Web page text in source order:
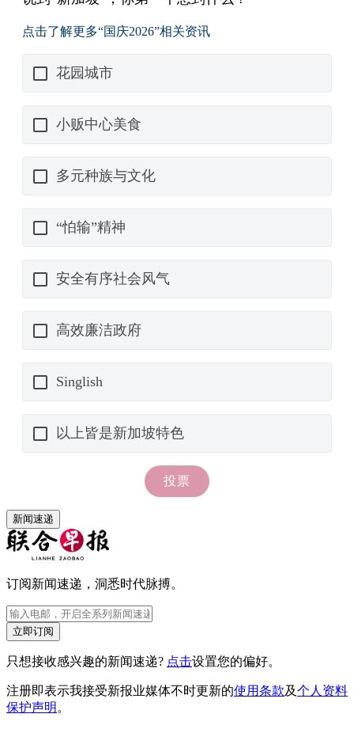
新闻速递
订阅新闻速递，洞悉时代脉搏。
立即订阅
只想接收感兴趣的新闻速递? 点击设置您的偏好。
注册即表示我接受新报业媒体不时更新的使用条款及个人资料
保护声明 。